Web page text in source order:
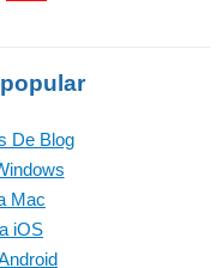
De Blog
Mac
iOS